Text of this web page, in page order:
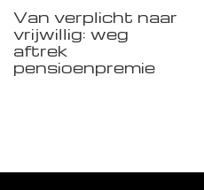
Van verplicht naar
vrijwillig: weg
aftrek
pensioenpremie